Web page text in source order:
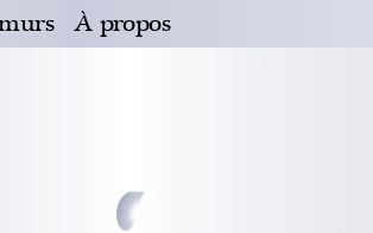
À propos